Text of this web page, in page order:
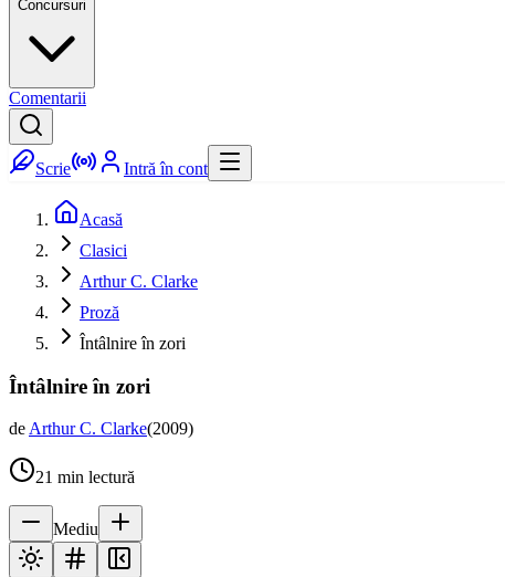
Concursuri
Comentarii
Scrie Intră în cont
Acasă
Clasici
Arthur C. Clarke
Proză
Întâlnire în zori
Întâlnire în zori
deArthur C. Clarke(2009)
21 min lectură
Mediu